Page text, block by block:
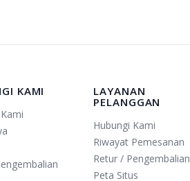
KAMI
LAYANAN
PELANGGAN
Hubungi Kami
Riwayat Pemesanan
Retur / Pengembalian
Peta Situs